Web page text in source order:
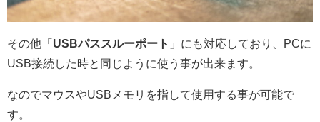
その他「 USBパススルーポート 」にも対応しており、PCに
USB接続した時と同じように使う事が出来ます。
なのでマウスやUSBメモリを指して使用する事が可能で
す。